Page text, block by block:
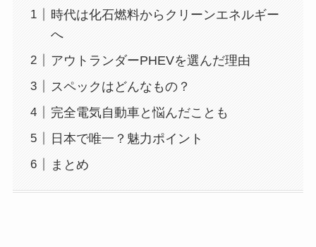
時代は化石燃料からクリーンエネルギー
へ
アウトランダーPHEVを選んだ理由
スペックはどんなもの？
完全電気自動車と悩んだことも
日本で唯一？魅力ポイント
まとめ